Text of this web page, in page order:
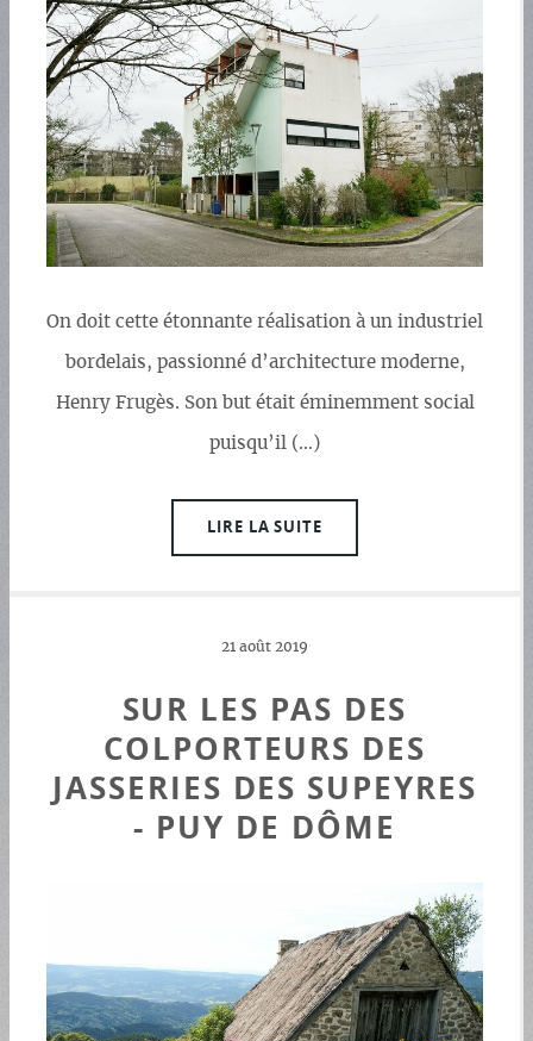
On doit cette étonnante réalisation à un industriel
bordelais, passionné d’architecture moderne,
Henry Frugès. Son but était éminemment social
puisqu’il (…)
LIRE LA SUITE
21 août 2019
SUR LES PAS DES
COLPORTEURS DES
JASSERIES DES SUPEYRES
- PUY DE DÔME